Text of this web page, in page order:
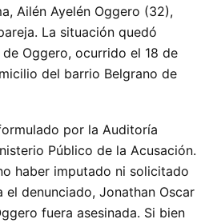
Ailén Ayelén Oggero (32),
La situación quedó
Oggero, ocurrido el 18 de
del barrio Belgrano de
por la Auditoría
Público de la Acusación.
haber imputado ni solicitado
denunciado, Jonathan Oscar
fuera asesinada. Si bien